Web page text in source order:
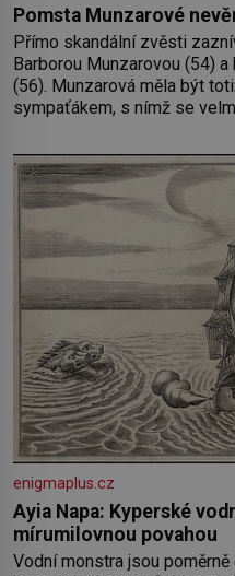
Pomsta Munzarové
Přímo skandální zvěsti
Barborou Munzarovou (54)
(56). Munzarová měla být
sympaťákem, s nímž se
enigmaplus.cz
Ayia Napa: Kyperské
mírumilovnou povahou
Vodní monstra jsou